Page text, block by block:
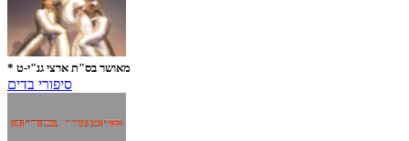
* מאושר בס"ת ארצי גנ"י-ט
סיפורי בדים